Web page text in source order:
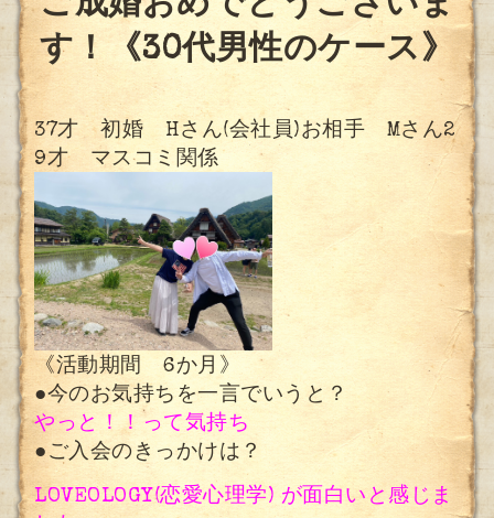
す！《30代男性のケース》
37才 初婚 Hさん(会社員)お相手 Mさん2
9才 マスコミ関係
《活動期間 6か月》
●今のお気持ちを一言でいうと？
や っと！！って気持ち
●ご入会のきっかけは？
LOVEOLOGY(恋愛心理学) が面白いと感じま